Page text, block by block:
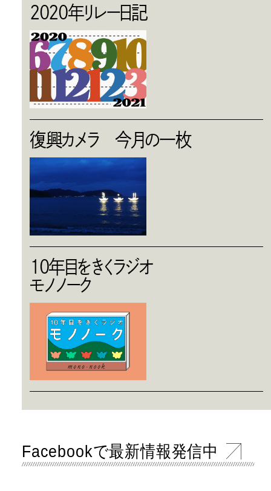
2020年リレー日記
復興カメラ 今月の一枚
10年目をきくラジオ
モノノーク
Facebookで最新情報発信中